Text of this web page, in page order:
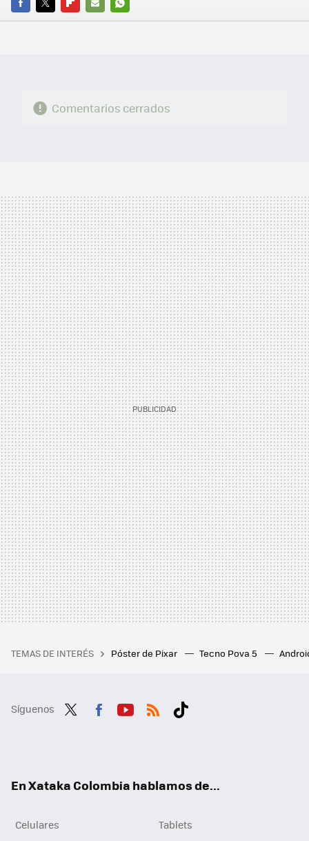
FACEBOOK
TWITTERFLIPBOARD
E-
WHATSAPP
Comentarios cerrados
TEMAS DE INTERÉS Póster de Pixar Tecno Pova 5
Síguenos
En Xataka Colombia hablamos de...
Celulares
Tablets